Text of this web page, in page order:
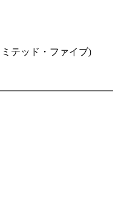
テッド・ファイブ)